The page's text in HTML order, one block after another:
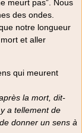
meurt pas”. Nous
des ondes.
notre longueur
et aller
qui meurent
la mort, dit-
a tellement de
donner un sens à